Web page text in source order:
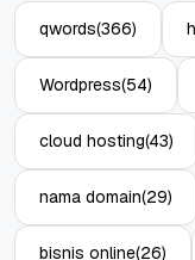
qwords(366)
Wordpress(54)
cloud hosting(43)
nama domain(29)
bisnis online(26)